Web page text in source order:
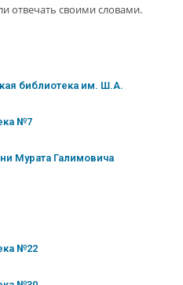
отвечать своими словами.
библиотека им. Ш.А.
№7
Мурата Галимовича
№22